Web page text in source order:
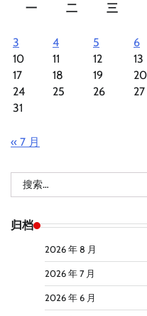
一
二 三
3
4 5 6
10
11 12 13
17
18 19 20
24
25 26 27
31
« 7 月
索：
归档
2026 年 8 月
2026 年 7 月
2026 年 6 月